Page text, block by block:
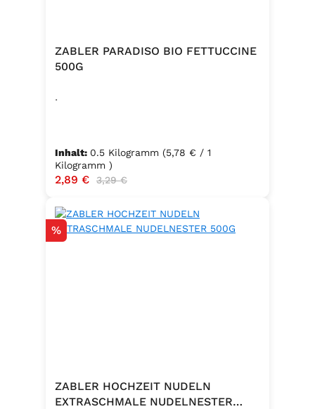
ZABLER PARADISO BIO FETTUCCINE
500G
.
Inhalt: 0.5 Kilogramm (5,78 € / 1
Kilogramm )
Verkaufspreis:
2,89 € Regulärer Preis:
3,29 €
Rabatt
%
ZABLER HOCHZEIT NUDELN
EXTRASCHMALE NUDELNESTER